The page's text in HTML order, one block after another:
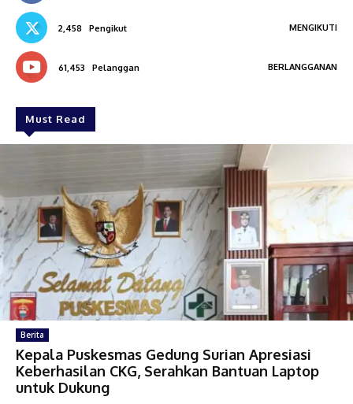
2,458 Pengikut MENGIKUTI
61,453 Pelanggan BERLANGGANAN
Must Read
Berita
Kepala Puskesmas Gedung Surian Apresiasi
Keberhasilan CKG, Serahkan Bantuan Laptop
untuk Dukung